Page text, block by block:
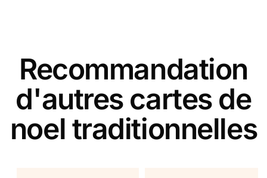
Recommandation
d'autres cartes de
noel traditionnelles